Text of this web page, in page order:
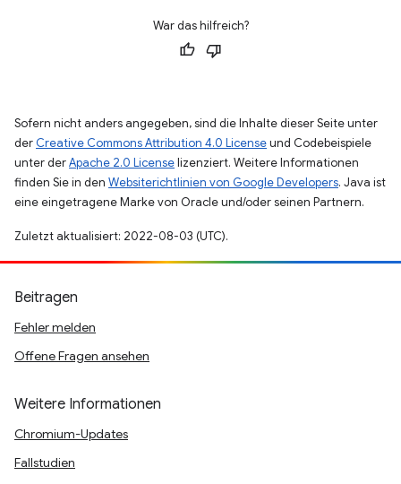
War das hilfreich?
Sofern nicht anders angegeben, sind die Inhalte dieser Seite unter
der Creative Commons Attribution 4.0 Licenseund Codebeispiele
unter derApache 2.0 Licenselizenziert. Weitere Informationen
finden Sie in den Websiterichtlinien von Google Developers. Java ist
eine eingetragene Marke von Oracle und/oder seinen Partnern.
Zuletzt aktualisiert: 2022-08-03 (UTC).
Beitragen
Fehler melden
Offene Fragen ansehen
Weitere Informationen
Chromium-Updates
Fallstudien